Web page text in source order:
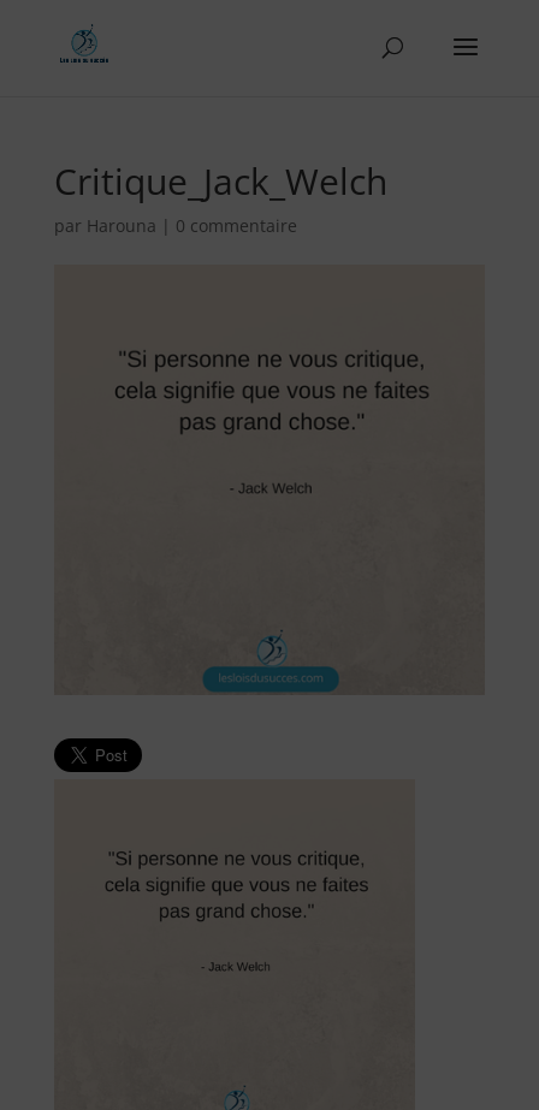
Critique_Jack_Welch
par Harouna | 0 commentaire